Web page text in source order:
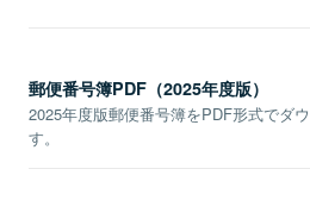
郵便番号簿PDF（2025年度版）
2025年度版郵便番号簿をPDF形式でダ
す。